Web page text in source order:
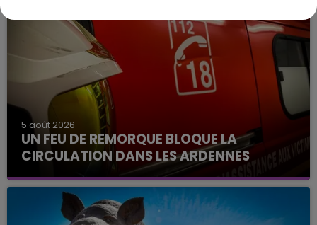
5 août 2026
UN FEU DE REMORQUE BLOQUE LA
CIRCULATION DANS LES ARDENNES
Un feu de remorque s'est déclaré ce mercredi en
fin de matinée sur l'A34.